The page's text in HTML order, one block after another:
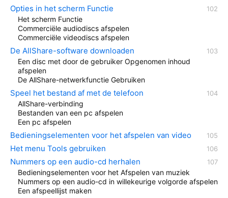
Opties in het scherm Functie
Het scherm Functie
Commerciële audiodiscs afspelen
Commerciële videodiscs afspelen
De AllShare-software downloaden
Een disc met door de gebruiker Opgenomen inhoud
afspelen
De AllShare-netwerkfunctie Gebruiken
Speel het bestand af met de telefoon
AllShare-verbinding
Bestanden van een pc afspelen
Een pc afspelen
Bedieningselementen voor het afspelen van video
Het menu Tools gebruiken
Nummers op een audio-cd herhalen
Bedieningselementen voor het Afspelen van muziek
Nummers op een audio-cd in willekeurige volgorde afspelen
Een afspeellijst maken